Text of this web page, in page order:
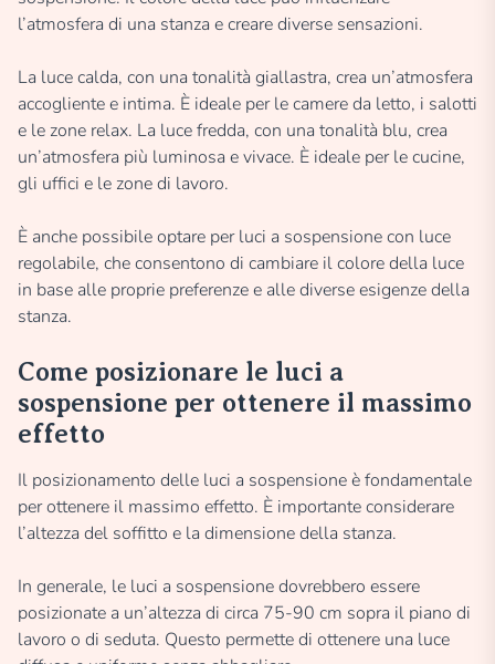
l’atmosfera di una stanza e creare diverse sensazioni.
La luce calda, con una tonalità giallastra, crea un’atmosfera
accogliente e intima. È ideale per le camere da letto, i salotti
e le zone relax. La luce fredda, con una tonalità blu, crea
un’atmosfera più luminosa e vivace. È ideale per le cucine,
gli uffici e le zone di lavoro.
È anche possibile optare per luci a sospensione con luce
regolabile, che consentono di cambiare il colore della luce
in base alle proprie preferenze e alle diverse esigenze della
stanza.
Come posizionare le luci a
sospensione per ottenere il massimo
effetto
Il posizionamento delle luci a sospensione è fondamentale
per ottenere il massimo effetto. È importante considerare
l’altezza del soffitto e la dimensione della stanza.
In generale, le luci a sospensione dovrebbero essere
posizionate a un’altezza di circa 75-90 cm sopra il piano di
lavoro o di seduta. Questo permette di ottenere una luce